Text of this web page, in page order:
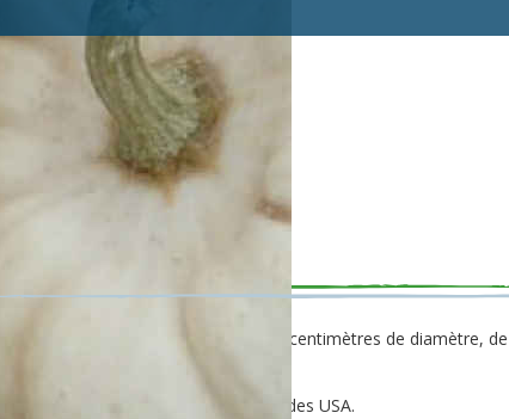
Baby Boo Bio
latin : Cucurbita pepo L. 'Baby Boo'
de cette mini-citrouille font 5 à 8 centimètres de diamètre, de
blanche. Les fruits s’utilisent farcis.
très productive est originaire des USA.